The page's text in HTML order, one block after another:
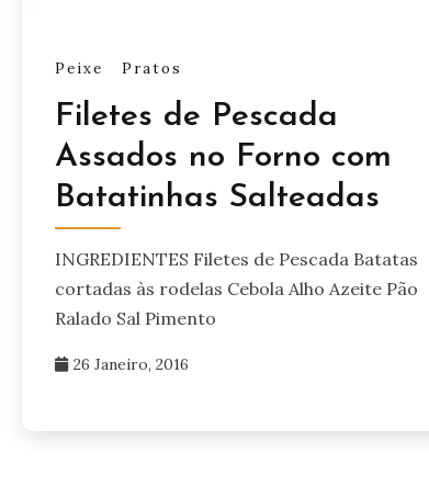
Peixe Pratos
Filetes de Pescada
Assados no Forno com
Batatinhas Salteadas
INGREDIENTES Filetes de Pescada Batatas
cortadas às rodelas Cebola Alho Azeite Pão
Ralado Sal Pimento
26 Janeiro, 2016